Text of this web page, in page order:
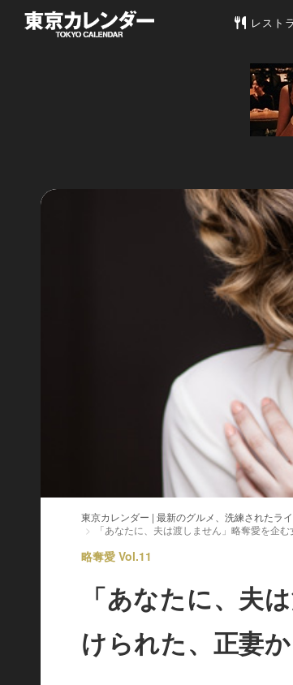
東京カレ
レスト
東京カレンダー | 最新のグルメ、洗練されたラ
「あなたに、夫は渡しません」略奪愛を企
略奪愛 Vol.11
「あなたに、夫
けられた、正妻